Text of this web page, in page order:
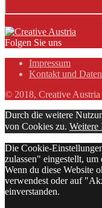
Folgen Sie uns
Impressum
Kontakt und
© 2018, Creative Austria
Durch die weitere
von Cookies zu. Weitere
Die Cookie-
zulassen" eingestellt, um
Wenn du diese Website
verwendest oder auf
einverstanden.